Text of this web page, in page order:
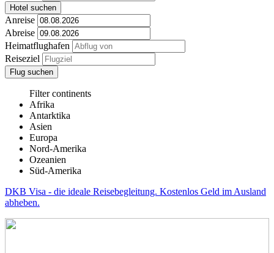
Hotel suchen
Anreise
Abreise
Heimatflughafen
Reiseziel
Flug suchen
Filter continents
Afrika
Antarktika
Asien
Europa
Nord-Amerika
Ozeanien
Süd-Amerika
DKB Visa - die ideale Reisebegleitung. Kostenlos Geld im Ausland
abheben.